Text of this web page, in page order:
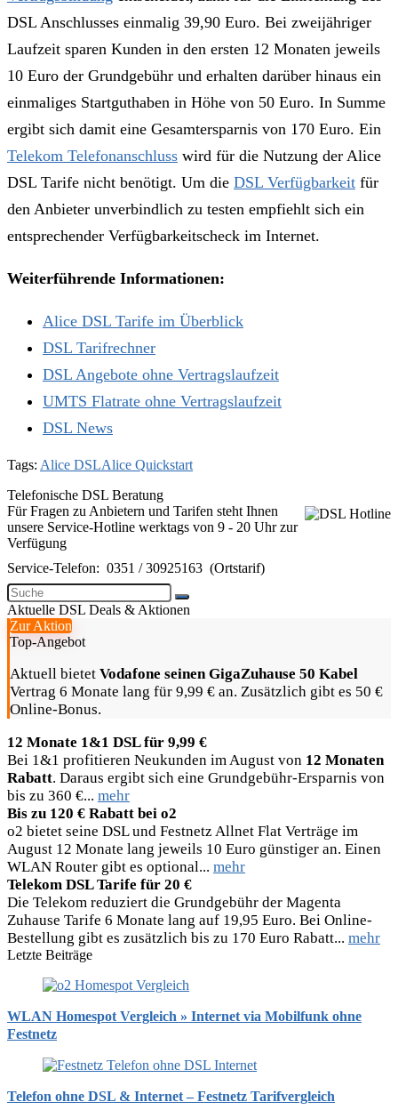
DSL Anschlusses einmalig 39,90 Euro. Bei zweijähriger
Laufzeit sparen Kunden in den ersten 12 Monaten jeweils
10 Euro der Grundgebühr und erhalten darüber hinaus ein
einmaliges Startguthaben in Höhe von 50 Euro. In Summe
ergibt sich damit eine Gesamtersparnis von 170 Euro. Ein
Telekom Telefonanschluss wird für die Nutzung der Alice
DSL Tarife nicht benötigt. Um die DSL Verfügbarkeit für
den Anbieter unverbindlich zu testen empfiehlt sich ein
entsprechender Verfügbarkeitscheck im Internet.
Weiterführende Informationen:
Alice DSL Tarife im Überblick
DSL Tarifrechner
DSL Angebote ohne Vertragslaufzeit
UMTS Flatrate ohne Vertragslaufzeit
DSL News
Tags: Alice DSLAlice Quickstart
Telefonische DSL Beratung
Für Fragen zu Anbietern und Tarifen steht Ihnen
unsere Service-Hotline werktags von 9 - 20 Uhr zur
Verfügung
Service-Telefon: 0351 / 30925163 (Ortstarif)
Aktuelle DSL Deals & Aktionen
Zur Aktion
Top-Angebot
Aktuell bietet Vodafone seinen GigaZuhause 50 Kabel
Vertrag 6 Monate lang für 9,99 € an. Zusätzlich gibt es 50 €
Online-Bonus.
12 Monate 1&1 DSL für 9,99 €
Bei 1&1 profitieren Neukunden im August von 12 Monaten
Rabatt. Daraus ergibt sich eine Grundgebühr-Ersparnis von
bis zu 360 €... mehr
Bis zu 120 € Rabatt bei o2
o2 bietet seine DSL und Festnetz Allnet Flat Verträge im
August 12 Monate lang jeweils 10 Euro günstiger an. Einen
WLAN Router gibt es optional... mehr
Telekom DSL Tarife für 20 €
Die Telekom reduziert die Grundgebühr der Magenta
Zuhause Tarife 6 Monate lang auf 19,95 Euro. Bei Online-
Bestellung gibt es zusätzlich bis zu 170 Euro Rabatt... mehr
Letzte Beiträge
WLAN Homespot Vergleich » Internet via Mobilfunk ohne
Festnetz
Telefon ohne DSL & Internet – Festnetz Tarifvergleich